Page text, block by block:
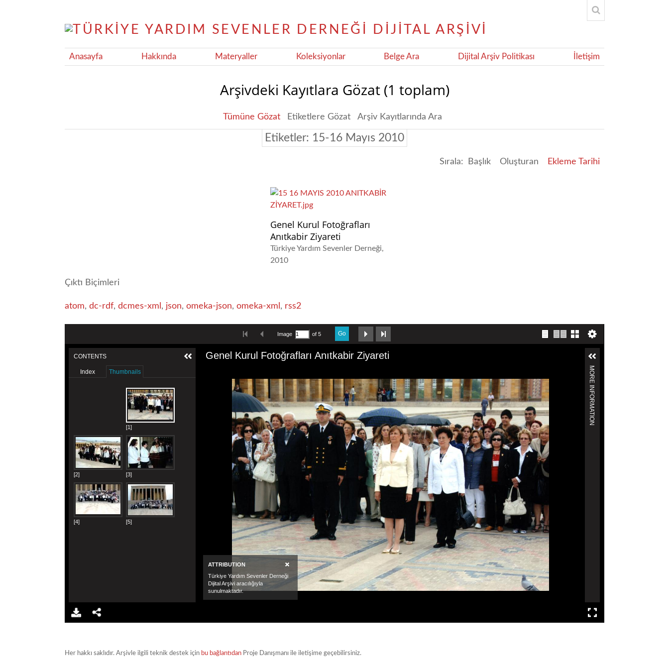
Anasayfa Hakkında Materyaller Koleksiyonlar Belge Ara Dijital Arşiv Politikası İletişim
Arşivdeki Kayıtlara Gözat (1 toplam)
Tümüne Gözat Etiketlere Gözat Arşiv Kayıtlarında Ara
Etiketler: 15-16 Mayıs 2010
Sırala: Başlık Oluşturan Ekleme Tarihi
Genel Kurul Fotoğrafları
Anıtkabir Ziyareti
Türkiye Yardım Sevenler Derneği
2010
Çıktı Biçimleri
atom,dc-rdf,dcmes-xml , json,omeka-json,omeka-xml , rss2
Her hakkı saklıdır. Arşivle ilgili teknik destek için bu bağlantıdan Proje Danışmanı ile iletişime geçebilirsiniz.